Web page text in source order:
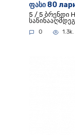
ფასი 80
5 / 5 ბრენდი
0 1.3k.